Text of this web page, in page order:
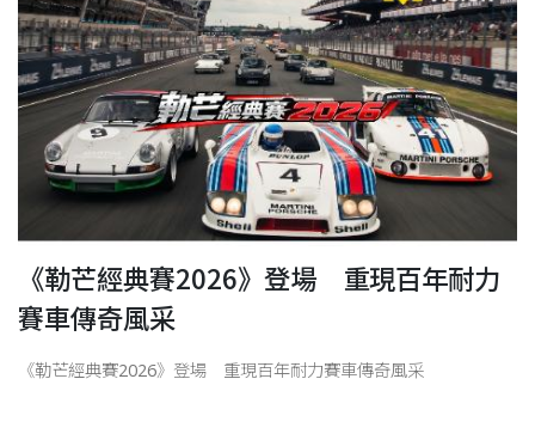
《勒芒經典賽2026》登場 重現百年耐力
賽車傳奇風采
《勒芒經典賽2026》登場 重現百年耐力賽車傳奇風采